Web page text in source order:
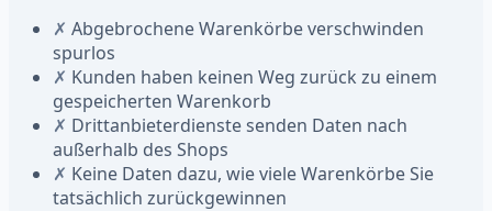
✗ Abgebrochene Warenkörbe verschwinden
spurlos
✗ Kunden haben keinen Weg zurück zu einem
gespeicherten Warenkorb
✗ Drittanbieterdienste senden Daten nach
außerhalb des Shops
✗ Keine Daten dazu, wie viele Warenkörbe Sie
tatsächlich zurückgewinnen